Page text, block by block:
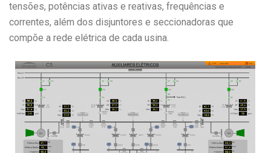
tensões, potências ativas e reativas, frequências e
correntes, além dos disjuntores e seccionadoras que
compõe a rede elétrica de cada usina.